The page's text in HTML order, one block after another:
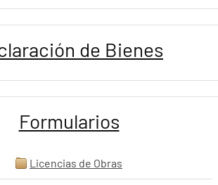
de Bienes
Formularios
Licencias de Obras